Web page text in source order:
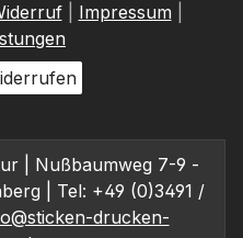
| Impressum
| Nußbaumweg 7-9 -
| Tel: +49 (0)3491 /
drucken-